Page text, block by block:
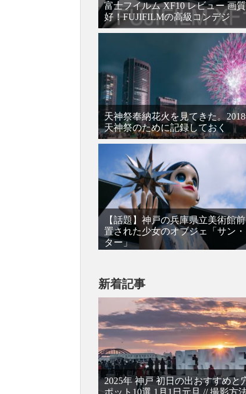
富士フイルム XF10 レビュー 画
好！FUJIFILMの高級コンデジ
天神祭奉納花火を見てきた。
天神祭のために記録しておく
【話題】神戸の兵庫県立美術館
置された少女のオブジェ「サン
ター」
新着記事
2025年 神戸 初日の出おすすめと